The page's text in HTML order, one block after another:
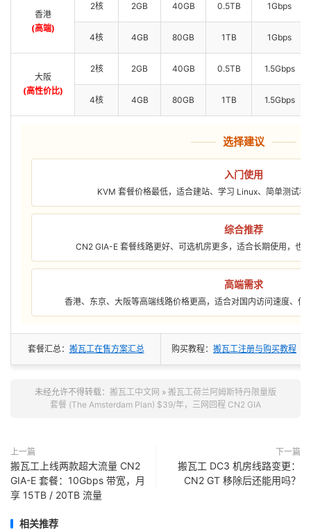
香港
(高端)
2核 2GB 40GB 0.5TB 1Gbps
4核 4GB 80GB 1TB 1Gbps
大阪
(高性价比)
2核 2GB 40GB 0.5TB 1.5Gbps
4核 4GB 80GB 1TB 1.5Gbps
选择建议
入门使用
KVM 套餐价格最低，适合建站、学习 Linux、简单测试和
综合推荐
CN2 GIA-E 套餐线路更好、可选机房更多，适合长期使用，也
高端需求
香港、东京、大阪等高端线路价格更高，适合对国内访问速度、低
套餐汇总： 搬瓦工在售方案汇总 购买教程： 搬瓦工注册与购买教程
未经允许不得转载： 搬瓦工中文网 » 搬瓦工荷兰阿姆斯特丹限量版
套餐 (The Amsterdam Plan) $39/年，三网回程 CN2 GIA
上一篇
搬瓦工上线两款超大流量 CN2
GIA-E 套餐：10Gbps 带宽，月
享 15TB / 20TB 流量
下一篇
搬瓦工 DC3 机房线路变更：
CN2 GT 移除后还能用吗？
相关推荐